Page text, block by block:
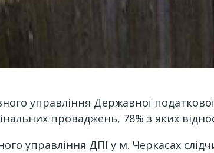
управління Державної
проваджень, 78% з яких
управління ДПІ у м. Черкасах